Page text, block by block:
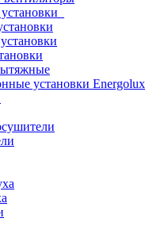
установки Energolux